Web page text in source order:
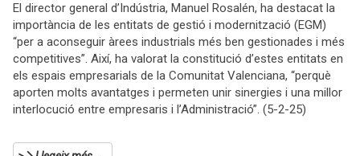
El director general d’Indústria, Manuel Rosalén, ha destacat la
importància de les entitats de gestió i modernització (EGM)
“per a aconseguir àrees industrials més ben gestionades i més
competitives”. Així, ha valorat la constitució d’estes entitats en
els espais empresarials de la Comunitat Valenciana, “perquè
aporten molts avantatges i permeten unir sinergies i una millor
interlocució entre empresaris i l’Administració”. (5-2-25)